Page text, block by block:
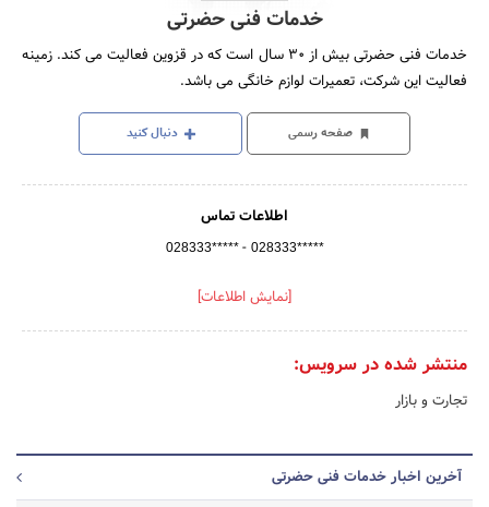
خدمات فنی حضرتی
خدمات فنی حضرتی بیش از 30 سال است که در قزوین فعالیت می کند. زمینه
فعالیت این شرکت، تعمیرات لوازم خانگی می باشد.
صفحه رسمی دنبال کنید
اطلاعات تماس
028333***** - 028333*****
[نمایش اطلاعات]
منتشر شده در سرویس:
تجارت و بازار
آخرین اخبار خدمات فنی حضرتی